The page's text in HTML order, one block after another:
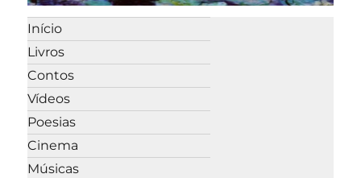
Início
Livros
Contos
Vídeos
Poesias
Cinema
Músicas